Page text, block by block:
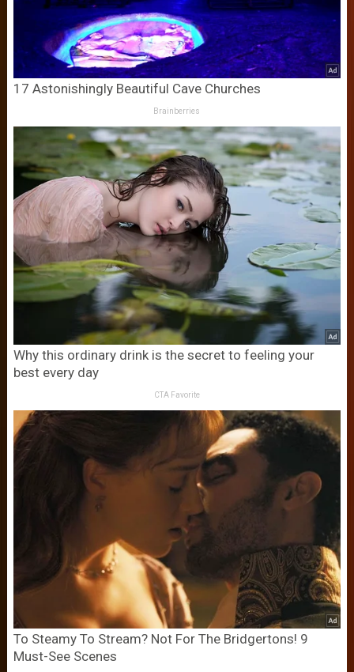
17 Astonishingly Beautiful Cave Churches
Brainberries
Why this ordinary drink is the secret to feeling your
best every day
CTA Favorite
To Steamy To Stream? Not For The Bridgertons! 9
Must-See Scenes